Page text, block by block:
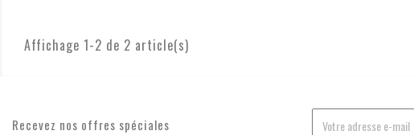
Affichage 1-2 de 2 article(s)
Recevez nos offres spéciales